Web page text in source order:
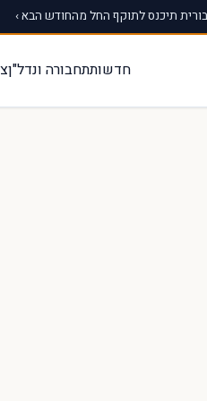
תיכנס לתוקף החל מהחודש הבא ›
חדשותתחבורה ונדל"ן